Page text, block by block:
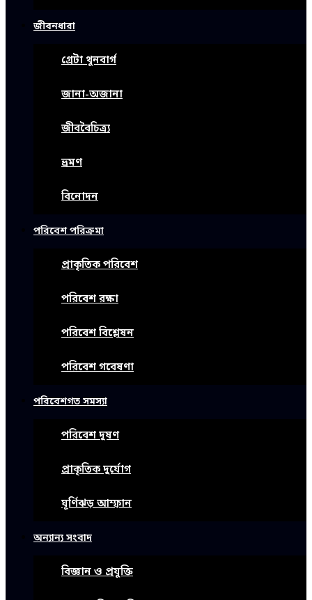
জীবনধারা
গ্রেটা থুনবার্গ
জানা-অজানা
জীববৈচিত্র্য
ভ্রমণ
বিনোদন
পরিবেশ পরিক্রমা
প্রাকৃতিক পরিবেশ
পরিবেশ রক্ষা
পরিবেশ বিশ্লেষন
পরিবেশ গবেষণা
পরিবেশগত সমস্যা
পরিবেশ দূষণ
প্রাকৃতিক দুর্যোগ
ঘূর্ণিঝড় আম্ফান
অন্যান্য সংবাদ
বিজ্ঞান ও প্রযুক্তি